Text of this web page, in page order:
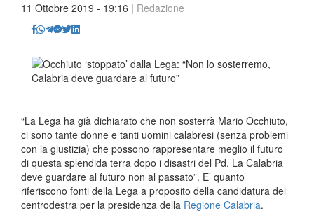
11 Ottobre 2019 - 19:16 | Redazione
“La Lega ha già dichiarato che non sosterrà Mario Occhiuto,
ci sono tante donne e tanti uomini calabresi (senza problemi
con la giustizia) che possono rappresentare meglio il futuro
di questa splendida terra dopo i disastri del Pd. La Calabria
deve guardare al futuro non al passato”. E’ quanto
riferiscono fonti della Lega a proposito della candidatura del
centrodestra per la presidenza della Regione Calabria.